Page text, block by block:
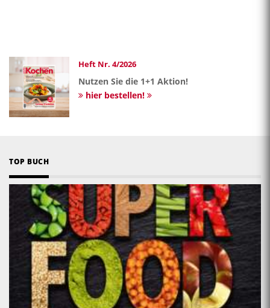
Heft Nr. 4/2026
Nutzen Sie die 1+1 Aktion!
hier bestellen!
TOP BUCH